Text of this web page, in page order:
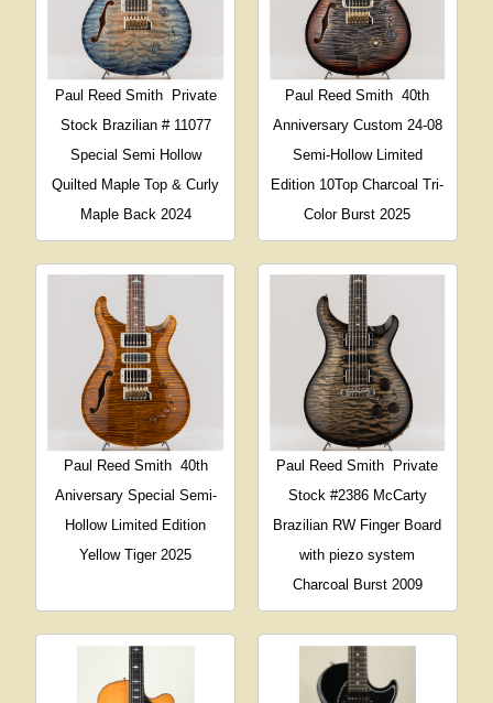
Paul Reed Smith
Private
Stock Brazilian # 11077
Special Semi Hollow
Quilted Maple Top & Curly
Maple Back 2024
Paul Reed Smith 40th
Anniversary Custom 24-08
Semi-Hollow Limited
Edition 10Top Charcoal Tri-
Color Burst 2025
Paul Reed Smith 40th
Aniversary Special Semi-
Hollow Limited Edition
Yellow Tiger 2025
Paul Reed Smith
Private
Stock #2386 McCarty
Brazilian RW Finger Board
with piezo system
Charcoal Burst 2009